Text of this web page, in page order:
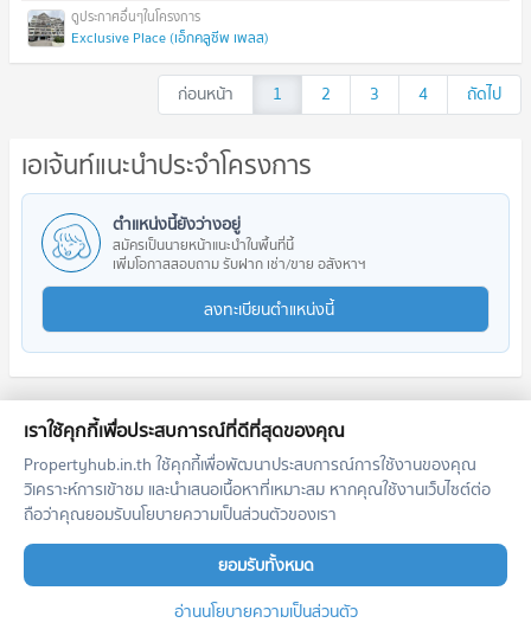
Exclusive Place (เอ็กคลูซีพ เพลส)
ก่อนหน้า 1 2 3 4 ถัดไป
เอเจ้นท์แนะนำประจำโครงการ
ตำแหน่งนี้ยังว่างอยู่
สมัครเป็นนายหน้าแนะนำในพื้นที่นี้
เพิ่มโอกาสสอบถาม รับฝาก เช่า/ขาย อสังหาฯ
ลงทะเบียนตำแหน่งนี้
ทำเลใกล้เคียง
รถไฟฟ้า
BL14 คอนโด MRT พหลโยธิน
คอนโดให้เช่า MRT พหลโยธิน
มีคอนโดให้เช่า 5,744 ประกาศ
เราใช้คุกกี้เพื่อประสบการณ์ที่ดีที่สุดของคุณ
Propertyhub.in.th ใช้คุกกี้เพื่อพัฒนาประสบการณ์การใช้งานของคุณ
วิเคราะห์การเข้าชม และนำเสนอเนื้อหาที่เหมาะสม หากคุณใช้งานเว็บไซต์ต่อ
ถือว่าคุณยอมรับนโยบายความเป็นส่วนตัวของเรา
ยอมรับทั้งหมด
อ่านนโยบายความเป็นส่วนตัว